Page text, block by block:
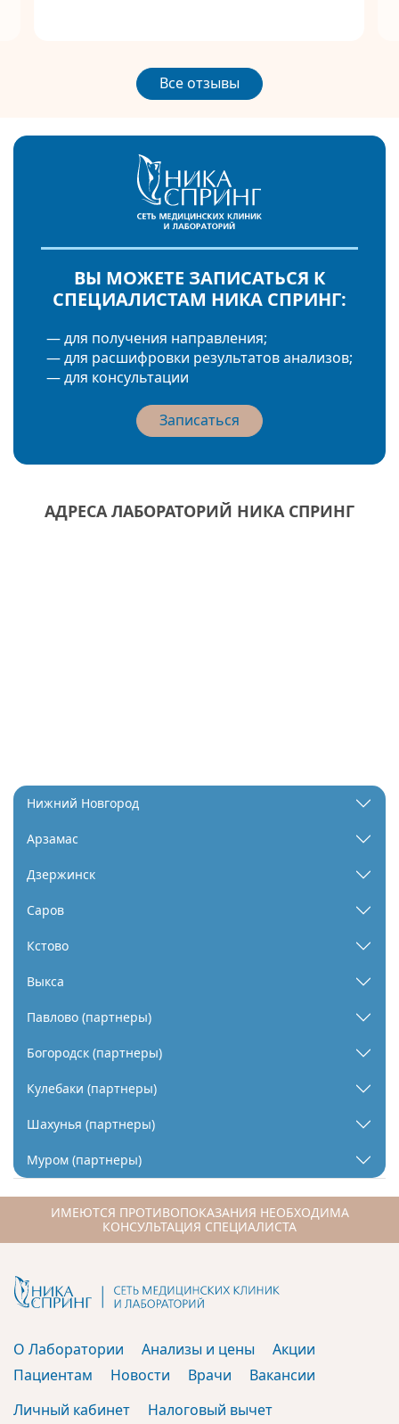
Все отзывы
ВЫ МОЖЕТЕ ЗАПИСАТЬСЯ К
СПЕЦИАЛИСТАМ НИКА СПРИНГ:
— для получения направления;
— для расшифровки результатов анализов;
— для консультации
Записаться
АДРЕСА ЛАБОРАТОРИЙ НИКА СПРИНГ
Нижний Новгород
Арзамас
Дзержинск
Саров
Кстово
Выкса
Павлово (партнеры)
Богородск (партнеры)
Кулебаки (партнеры)
Шахунья (партнеры)
Муром (партнеры)
ИМЕЮТСЯ ПРОТИВОПОКАЗАНИЯ НЕОБХОДИМА
КОНСУЛЬТАЦИЯ СПЕЦИАЛИСТА
О Лаборатории Анализы и цены
Акции
Пациентам
Новости Врачи
Вакансии
Личный кабинет
Налоговый вычет